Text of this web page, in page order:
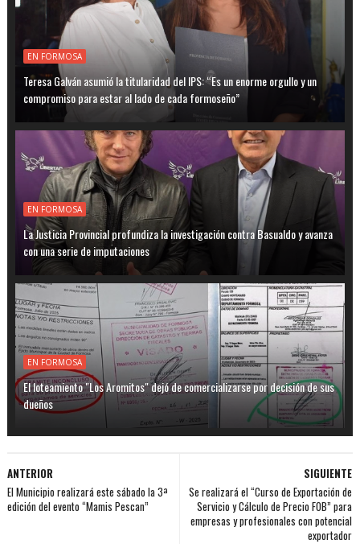
EN FORMOSA
Teresa Galván asumió la titularidad del IPS: “Es un enorme orgullo y un
compromiso para estar al lado de cada formoseño”
EN FORMOSA
La Justicia Provincial profundiza la investigación contra Basualdo y avanza
con una serie de imputaciones
EN FORMOSA
El loteamiento "Los Aromitos" dejó de comercializarse por decisión de sus
dueños
SIGUIENTE
Se realizará el “Curso de Exportación de
Servicio y Cálculo de Precio FOB” para
empresas y profesionales con potencial
exportador
ANTERIOR
El Municipio realizará este sábado la 3ª
edición del evento “Mamis Pescan”